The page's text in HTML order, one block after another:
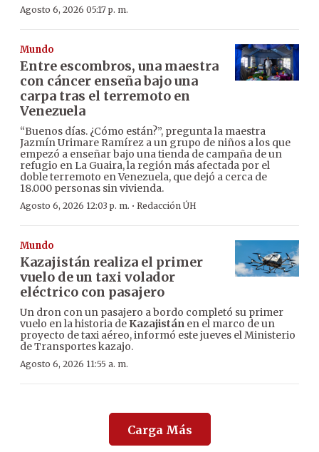
Agosto 6, 2026 05:17 p. m.
Mundo
Entre escombros, una maestra
con cáncer enseña bajo una
carpa tras el terremoto en
Venezuela
“Buenos días. ¿Cómo están?”, pregunta la maestra
Jazmín Urimare Ramírez a un grupo de niños a los que
empezó a enseñar bajo una tienda de campaña de un
refugio en La Guaira, la región más afectada por el
doble terremoto en Venezuela, que dejó a cerca de
18.000 personas sin vivienda.
Agosto 6, 2026 12:03 p. m. · Redacción ÚH
Mundo
Kazajistán realiza el primer
vuelo de un taxi volador
eléctrico con pasajero
Un dron con un pasajero a bordo completó su primer
vuelo en la historia de Kazajistán en el marco de un
proyecto de taxi aéreo, informó este jueves el Ministerio
de Transportes kazajo.
Agosto 6, 2026 11:55 a. m.
Carga Más